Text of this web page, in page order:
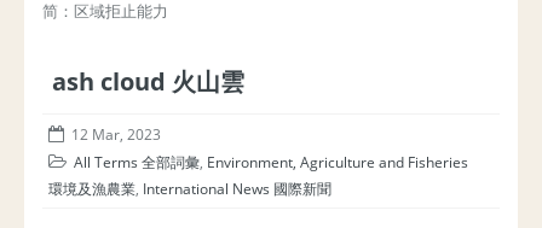
简：区域拒止能力
ash cloud 火山雲
12 Mar, 2023
All Terms 全部詞彙, Environment, Agriculture and Fisheries
環境及漁農業, International News 國際新聞